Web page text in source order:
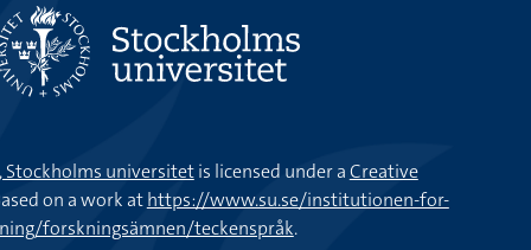
universitetis licensed under aCreative
on a work athttps://www.su.se/institutionen-for-
forskningsämnen/teckenspråk.